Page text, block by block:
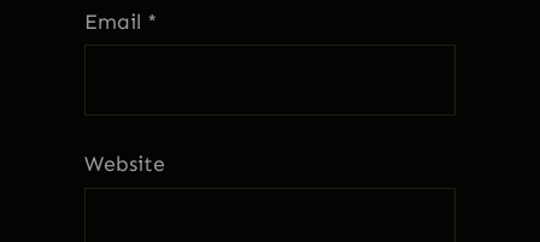
Email *
Website